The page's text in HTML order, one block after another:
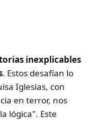
inexplicables
. Estos desafían lo
Iglesias, con
en terror, nos
lógica". Este